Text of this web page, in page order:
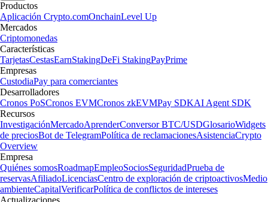
Productos
Aplicación Crypto.comOnchainLevel Up
Mercados
Criptomonedas
Características
TarjetasCestasEarnStakingDeFi StakingPayPrime
Empresas
CustodiaPay para comerciantes
Desarrolladores
Cronos PoSCronos EVMCronos zkEVMPay SDKAI Agent SDK
Recursos
InvestigaciónMercadoAprenderConversor BTC/USDGlosarioWidgets
de preciosBot de TelegramPolítica de reclamacionesAsistenciaCrypto
Overview
Empresa
Quiénes somosRoadmapEmpleoSociosSeguridadPrueba de
reservasAfiliadoLicenciasCentro de exploración de criptoactivosMedio
ambienteCapitalVerificarPolítica de conflictos de intereses
Actualizaciones